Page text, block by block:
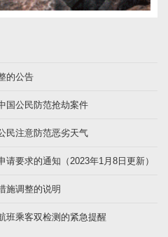
的公告
国公民防范抢劫案件
民注意防范恶劣天气
要求的通知（2023年1月8日更新）
施调整的说明
班乘客双检测的紧急提醒